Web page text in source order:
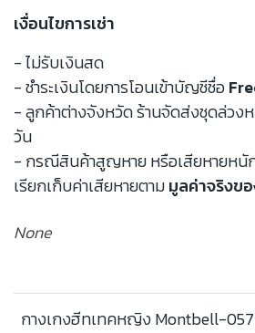
เงื่อนไขการเช่า
- ไม่รับเงินสด
- ชำระเงินโดยการโอนเข้าบัญชีชื่อ
- ลูกค้าต่างจังหวัด ร้านจัดส่งชุดล่วง
วัน
- กรณีสินค้าสูญหาย หรือเสียหายหนัก
เรียกเก็บค่าเสียหายตามมูลค่าจริงข
None
กางเกงฮีทเทคหญิง Montbell-